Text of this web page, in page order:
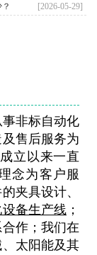
[2026-05-29]
非标自动化
售后服务为
立以来一直
念为客户服
夹具设计、
备生产线 ；
作；我们在
太阳能及其